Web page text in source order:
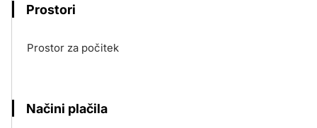
Prostori
Prostor za počitek
Načini plačila